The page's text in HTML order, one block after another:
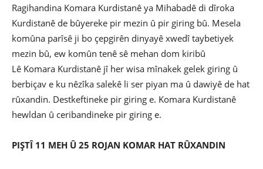
Ragihandina Komara Kurdistanê ya Mihabadê di dîroka
Kurdistanê de bûyereke pir mezin û pir giring bû. Mesela
komûna parîsê ji bo çepgirên dinyayê xwedî taybetiyek
mezin bû, ew komûn tenê sê mehan dom kiribû
Lê Komara Kurdistanê jî her wisa mînakek gelek giring û
berbiçav e ku nêzîka salekê li ser piyan ma û dawiyê de hat
rûxandin. Destkeftineke pir giring e. Komara Kurdistanê
hewldan û ceribandineke pir giring e.
PIŞTÎ 11 MEH Û 25 ROJAN KOMAR HAT RÛXANDIN